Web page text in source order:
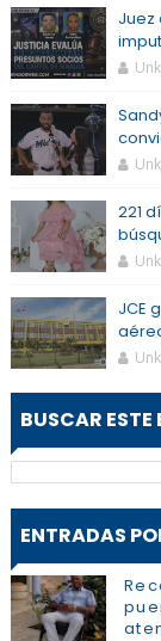
Juez
221
JCE
BUSCAR ESTE
ENTRADAS